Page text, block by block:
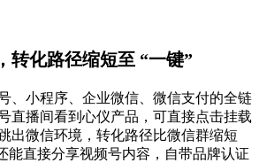
转化路径缩短至 “一键”
、小程序、企业微信、微信支付的全链
直播间看到心仪产品，可直接点击挂载
出微信环境，转化路径比微信群缩短
能直接分享视频号内容，自带品牌认证